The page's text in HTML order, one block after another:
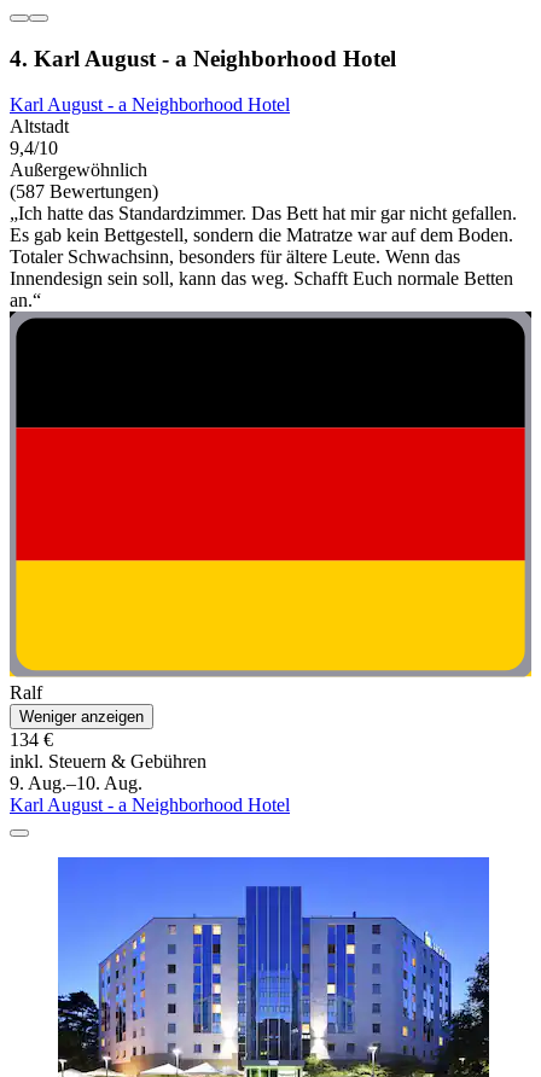
4. Karl August - a Neighborhood Hotel
Karl August - a Neighborhood Hotel
Altstadt
9,4/10
Außergewöhnlich
(587 Bewertungen)
„Ich hatte das Standardzimmer. Das Bett hat mir gar nicht gefallen.
Es gab kein Bettgestell, sondern die Matratze war auf dem Boden.
Totaler Schwachsinn, besonders für ältere Leute. Wenn das
Innendesign sein soll, kann das weg. Schafft Euch normale Betten
an.“
Ralf
Weniger anzeigen
134 €
inkl. Steuern & Gebühren
9. Aug.–10. Aug.
Karl August - a Neighborhood Hotel